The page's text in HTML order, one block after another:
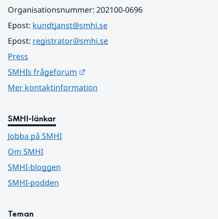
Organisationsnummer: 202100-0696
Epost: kundtjanst@smhi.se
Epost: registrator@smhi.se
Press
SMHIs frågeforum
Mer kontaktinformation
SMHI-länkar
Jobba på SMHI
Om SMHI
SMHI-bloggen
SMHI-podden
Teman